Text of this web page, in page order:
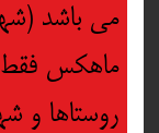
می باشد
ماهکس فقط
روستاها و